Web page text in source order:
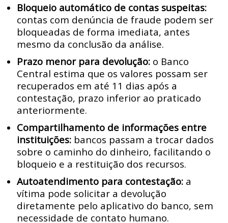
Bloqueio automático de contas suspeitas:
contas com denúncia de fraude podem ser
bloqueadas de forma imediata, antes
mesmo da conclusão da análise.
Prazo menor para devolução: o Banco
Central estima que os valores possam ser
recuperados em até 11 dias após a
contestação, prazo inferior ao praticado
anteriormente.
Compartilhamento de informações entre
instituições: bancos passam a trocar dados
sobre o caminho do dinheiro, facilitando o
bloqueio e a restituição dos recursos.
Autoatendimento para contestação: a
vítima pode solicitar a devolução
diretamente pelo aplicativo do banco, sem
necessidade de contato humano.